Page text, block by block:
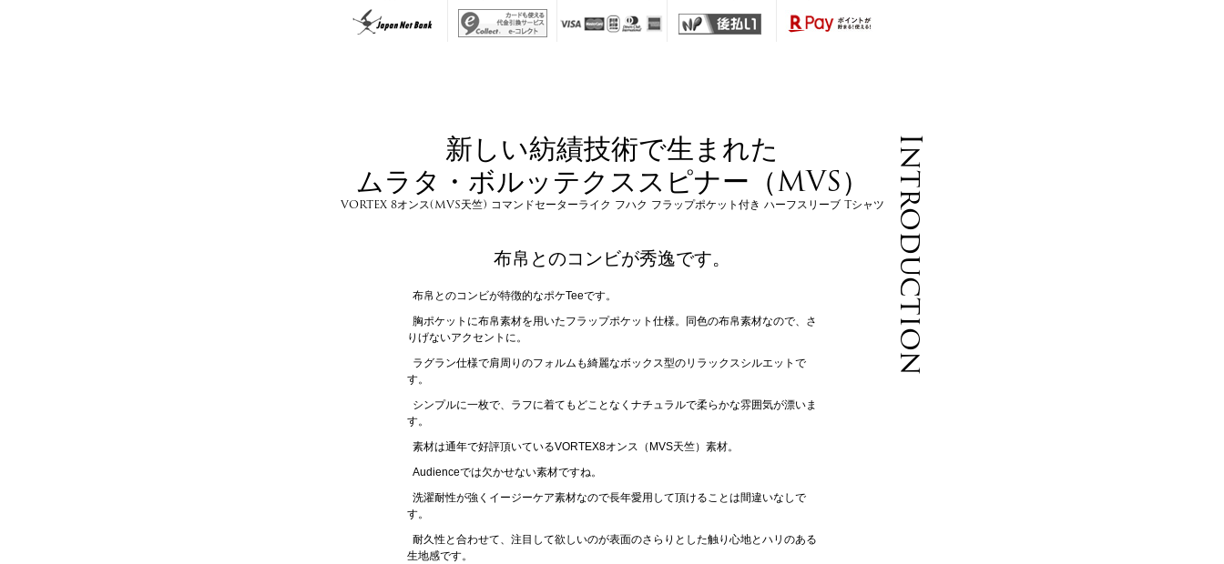
Introduction
新しい紡績技術で生まれた
ムラタ・ボルッテクススピナー（MVS）
VORTEX 8オンス(MVS天竺) コマンドセーターライク フハク フラップポケット付き ハーフスリーブ Tシャツ
布帛とのコンビが秀逸です。
布帛とのコンビが特徴的なポケTeeです。
胸ポケットに布帛素材を用いたフラップポケット仕様。同色の布帛素材なので、さ
りげないアクセントに。
ラグラン仕様で肩周りのフォルムも綺麗なボックス型のリラックスシルエットで
す。
シンプルに一枚で、ラフに着てもどことなくナチュラルで柔らかな雰囲気が漂いま
す。
素材は通年で好評頂いているVORTEX8オンス（MVS天竺）素材。
Audienceでは欠かせない素材ですね。
洗濯耐性が強くイージーケア素材なので長年愛用して頂けることは間違いなしで
す。
耐久性と合わせて、注目して欲しいのが表面のさらりとした触り心地とハリのある
生地感です。